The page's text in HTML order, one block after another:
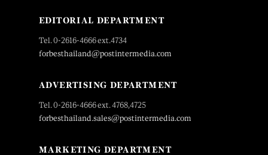
EDITORIAL DEPARTMENT
Tel. 0-2616-4666 ext.4734
forbesthailand@postintermedia.com
ADVERTISING DEPARTMENT
Tel. 0-2616-4666 ext. 4768,4725
forbesthailand.sales@postintermedia.com
MARKETING DEPARTMENT